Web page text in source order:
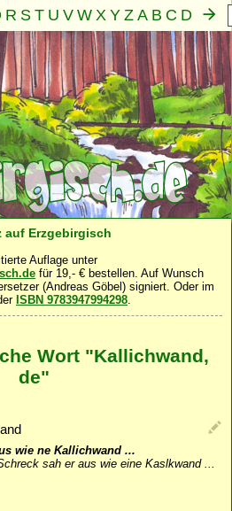
R S T U V W X Y Z A B C D
E F G
· Familie ·Gemeinschaft·
auf Erzgebirgisch
Auflage unter
für 19,- € bestellen. Auf Wunsch
(Andreas Göbel) signiert. Oder im
ISBN 9783947994298.
Wort "Kallichwand,
de"
wie ne Kallichwand ...
sah er aus wie eine Kaslkwand ...